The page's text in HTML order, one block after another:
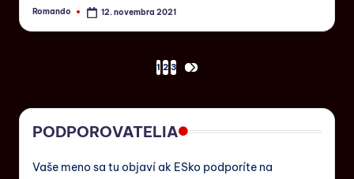
Romando 12. novembra 2021
1 2 3
PODPOROVATELIA
Vaše meno sa tu objaví ak ESko podporíte na